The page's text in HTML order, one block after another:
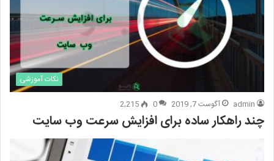
نکات آموزشی
admin آگوست 7, 2019 0
2,215
چند راهکار ساده برای افزایش سرعت وب سایت